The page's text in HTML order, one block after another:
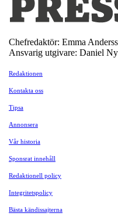
Chefredaktör: Emma
Ansvarig utgivare: Daniel
Redaktionen
Kontakta oss
Tipsa
Annonsera
Vår historia
Sponsrat innehåll
Redaktionell policy
Integritetspolicy
Bästa kändissajterna